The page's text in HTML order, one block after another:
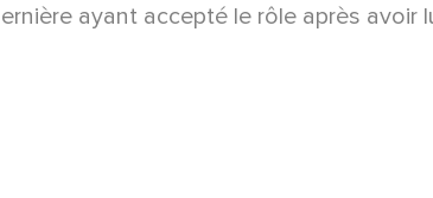
ayant accepté le rôle après avoir